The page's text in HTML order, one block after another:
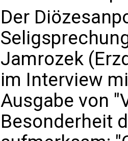
Der
Jamrozek
im Interview
Ausgabe von
Besonderheit